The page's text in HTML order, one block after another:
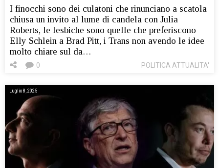
I finocchi sono dei culatoni che rinunciano a scatola
chiusa un invito al lume di candela con Julia
Roberts, le lesbiche sono quelle che preferiscono
Elly Schlein a Brad Pitt, i Trans non avendo le idee
molto chiare sul da…
POLITICA ATTUALITA'
0
Luglio 8, 2025